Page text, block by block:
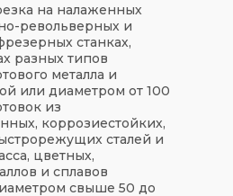
на налаженных
револьверных и
станках,
разных типов
металла и
или диаметром от 100
из
коррозиестойких,
сталей и
цветных,
и сплавов
свыше 50 до